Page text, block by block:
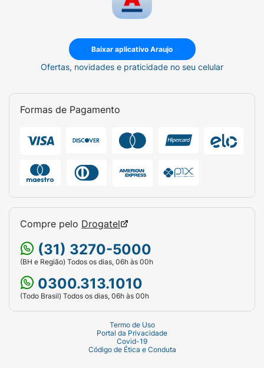
levemente sobre os fios para um rastro
de perfume solar a cada balanço do
Reaplique sempre que quiser renovar a
energia e o frescor do seu "Verão
Ficha Técnica:
Variante:Verão Árabe.
Volume:200ml.
Família Olfativa:Floral.
Indicação:Cabelo e Corpo.
Baixar aplicativo Araujo
Ofertas, novidades e praticidade no seu celular
Formas de Pagamento
Compre pelo Drogatel
(31) 3270-5000
(BH e Região) Todos os dias, 06h às 00h
0300.313.1010
(Todo Brasil) Todos os dias, 06h às 00h
Termo de Uso
Portal da Privacidade
Covid-19
Código de Ética e Conduta